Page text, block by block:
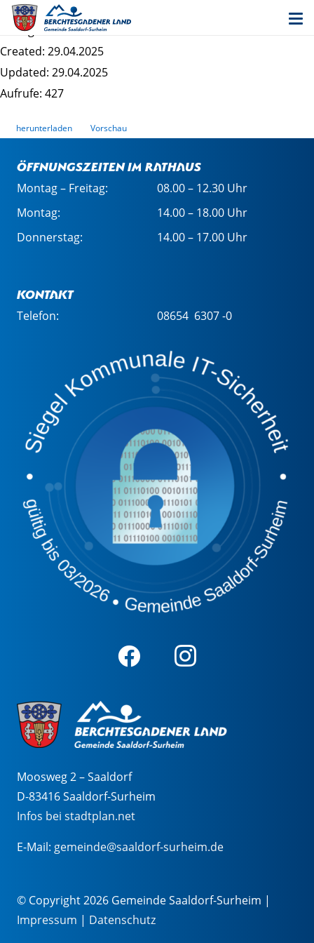
2_5 Lageplan
Dateigrösse: 1.71 MB
Created: 29.04.2025
Updated: 29.04.2025
Aufrufe: 427
herunterladen Vorschau
Öffnungszeiten im Rathaus
Montag – Freitag:
08.00 – 12.30 Uhr
Montag:
14.00 – 18.00 Uhr
Donnerstag:
14.00 – 17.00 Uhr
Kontakt
Telefon: 08654 6307 -0
Moosweg 2 – Saaldorf
D-83416 Saaldorf-Surheim
Infos bei stadtplan.net
E-Mail: gemeinde@saaldorf-surheim.de
© Copyright 2026 Gemeinde Saaldorf-Surheim |
Impressum | Datenschutz